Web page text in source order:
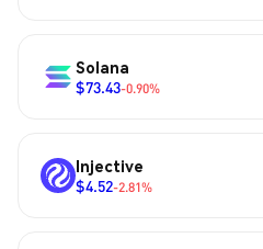
Solana
$73.43-0.90%
Injective
$4.52-2.81%